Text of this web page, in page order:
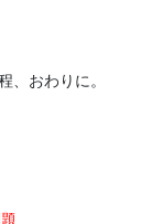
、おわりに。